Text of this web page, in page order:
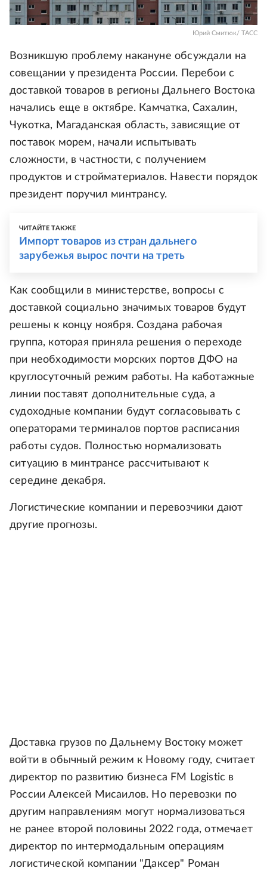
Юрий Смитюк/ ТАСС
Возникшую проблему накануне обсуждали на
совещании у президента России. Перебои с
доставкой товаров в регионы Дальнего Востока
начались еще в октябре. Камчатка, Сахалин,
Чукотка, Магаданская область, зависящие от
поставок морем, начали испытывать
сложности, в частности, с получением
продуктов и стройматериалов. Навести порядок
президент поручил минтрансу.
ЧИТАЙТЕ ТАКЖЕ
Импорт товаров из стран дальнего
зарубежья вырос почти на треть
Как сообщили в министерстве, вопросы с
доставкой социально значимых товаров будут
решены к концу ноября. Создана рабочая
группа, которая приняла решения о переходе
при необходимости морских портов ДФО на
круглосуточный режим работы. На каботажные
линии поставят дополнительные суда, а
судоходные компании будут согласовывать с
операторами терминалов портов расписания
работы судов. Полностью нормализовать
ситуацию в минтрансе рассчитывают к
середине декабря.
Логистические компании и перевозчики дают
другие прогнозы.
Доставка грузов по Дальнему Востоку может
войти в обычный режим к Новому году, считает
директор по развитию бизнеса FM Logistic в
России Алексей Мисаилов. Но перевозки по
другим направлениям могут нормализоваться
не ранее второй половины 2022 года, отмечает
директор по интермодальным операциям
логистической компании "Даксер" Роман